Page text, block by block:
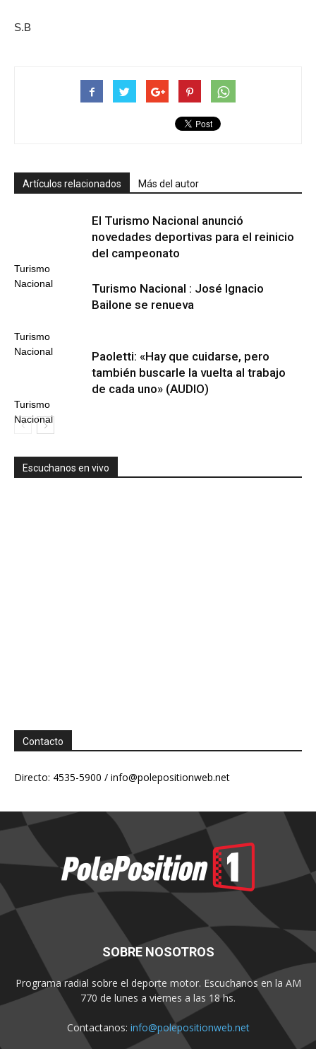
S.B
Artículos relacionados Más del autor
Turismo
Nacional
El Turismo Nacional anunció
novedades deportivas para el reinicio
del campeonato
Turismo
Nacional
Turismo Nacional : José Ignacio
Bailone se renueva
Turismo
Nacional
Paoletti: «Hay que cuidarse, pero
también buscarle la vuelta al trabajo
de cada uno» (AUDIO)
Escuchanos en vivo
Contacto
Directo: 4535-5900 / info@polepositionweb.net
SOBRE NOSOTROS
Programa radial sobre el deporte motor. Escuchanos en la AM
770 de lunes a viernes a las 18 hs.
Contactanos: info@polepositionweb.net